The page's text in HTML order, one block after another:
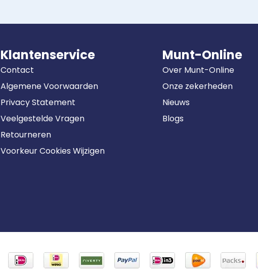
Klantenservice
Contact
Algemene Voorwaarden
Privacy Statement
Veelgestelde Vragen
Retourneren
Voorkeur Cookies Wijzigen
Munt-Online
Over Munt-Online
Onze zekerheden
Nieuws
Blogs